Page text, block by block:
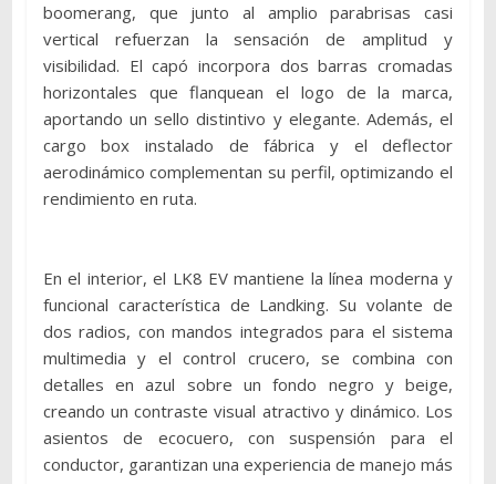
boomerang, que junto al amplio parabrisas casi
vertical refuerzan la sensación de amplitud y
visibilidad. El capó incorpora dos barras cromadas
horizontales que flanquean el logo de la marca,
aportando un sello distintivo y elegante. Además, el
cargo box instalado de fábrica y el deflector
aerodinámico complementan su perfil, optimizando el
rendimiento en ruta.
En el interior, el LK8 EV mantiene la línea moderna y
funcional característica de Landking. Su volante de
dos radios, con mandos integrados para el sistema
multimedia y el control crucero, se combina con
detalles en azul sobre un fondo negro y beige,
creando un contraste visual atractivo y dinámico. Los
asientos de ecocuero, con suspensión para el
conductor, garantizan una experiencia de manejo más